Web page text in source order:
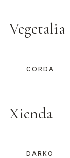
Vegetalia
CORDA
Xienda
DARKO